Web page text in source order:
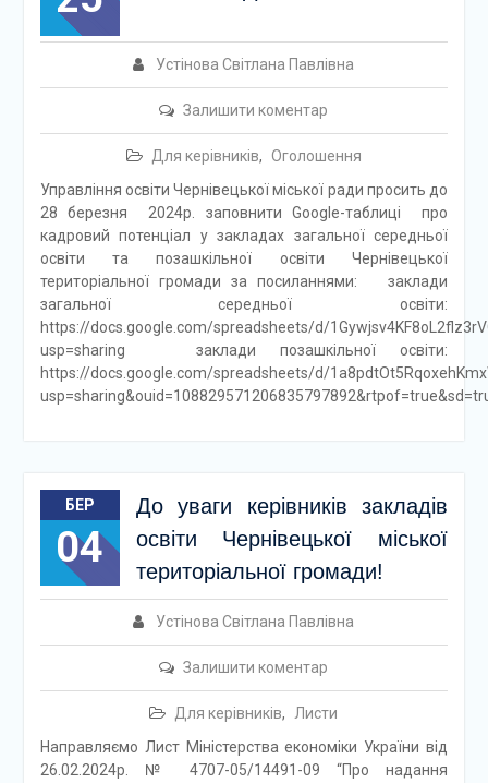
Устінова Світлана Павлівна
Залишити коментар
Для керівників, Оголошення
Управління освіти Чернівецької міської ради просить до
28 березня 2024р. заповнити Google-таблиці про
кадровий потенціал у закладах загальної середньої
освіти та позашкільної освіти Чернівецької
територіальної громади за посиланнями: заклади
загальної середньої освіти:
https://docs.google.com/spreadsheets/d/
usp=sharing заклади позашкільної освіти:
https://docs.google.com/spreadsheets/d/
БЕР
04
До уваги керівників закладів
освіти Чернівецької міської
територіальної громади!
Устінова Світлана Павлівна
Залишити коментар
Для керівників,
Листи
Направляємо Лист Міністерства економіки України від
26.02.2024р. № 4707-05/14491-09 “Про надання